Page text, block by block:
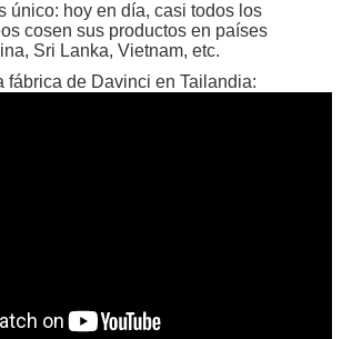
único: hoy en día, casi todos los
cosen sus productos en países
Sri Lanka, Vietnam, etc.
fábrica de Davinci en Tailandia: